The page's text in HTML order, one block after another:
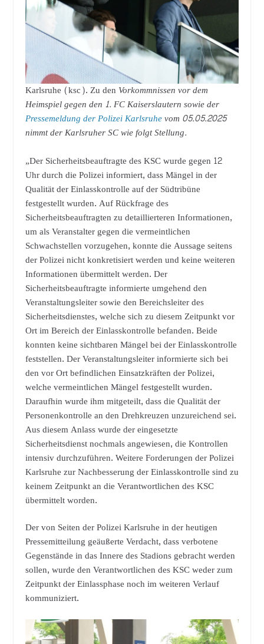
Karlsruhe (ksc). Zu den Vorkommnissen vor dem
Heimspiel gegen den 1. FC Kaiserslautern sowie der
Pressemeldung der Polizei Karlsruhevom 05.05.2025
nimmt der Karlsruher SC wie folgt Stellung.
„Der Sicherheitsbeauftragte des KSC wurde gegen 12
Uhr durch die Polizei informiert, dass Mängel in der
Qualität der Einlasskontrolle auf der Südtribüne
festgestellt wurden. Auf Rückfrage des
Sicherheitsbeauftragten zu detaillierteren Informationen,
um als Veranstalter gegen die vermeintlichen
Schwachstellen vorzugehen, konnte die Aussage seitens
der Polizei nicht konkretisiert werden und keine weiteren
Informationen übermittelt werden. Der
Sicherheitsbeauftragte informierte umgehend den
Veranstaltungsleiter sowie den Bereichsleiter des
Sicherheitsdienstes, welche sich zu diesem Zeitpunkt vor
Ort im Bereich der Einlasskontrolle befanden. Beide
konnten keine sichtbaren Mängel bei der Einlasskontrolle
feststellen. Der Veranstaltungsleiter informierte sich bei
den vor Ort befindlichen Einsatzkräften der Polizei,
welche vermeintlichen Mängel festgestellt wurden.
Daraufhin wurde ihm mitgeteilt, dass die Qualität der
Personenkontrolle an den Drehkreuzen unzureichend sei.
Aus diesem Anlass wurde der eingesetzte
Sicherheitsdienst nochmals angewiesen, die Kontrollen
intensiv durchzuführen. Weitere Forderungen der Polizei
Karlsruhe zur Nachbesserung der Einlasskontrolle sind zu
keinem Zeitpunkt an die Verantwortlichen des KSC
übermittelt worden.
Der von Seiten der Polizei Karlsruhe in der heutigen
Pressemitteilung geäußerte Verdacht, dass verbotene
Gegenstände in das Innere des Stadions gebracht werden
sollen, wurde den Verantwortlichen des KSC weder zum
Zeitpunkt der Einlassphase noch im weiteren Verlauf
kommuniziert.